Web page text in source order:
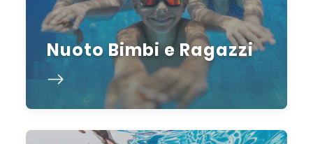
Nuoto Bimbi e Ragazzi